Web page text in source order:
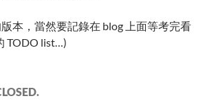
本，當然要記錄在 blog 上面等考完看
TODO list…)